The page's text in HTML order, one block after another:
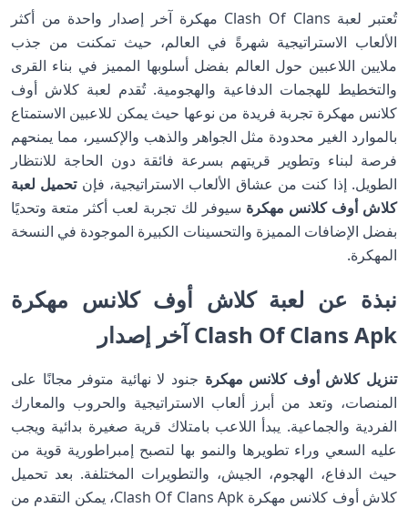
تُعتبر لعبة Clash Of Clans مهكرة آخر إصدار واحدة من أكثر
الألعاب الاستراتيجية شهرةً في العالم، حيث تمكنت من جذب
ملايين اللاعبين حول العالم بفضل أسلوبها المميز في بناء القرى
والتخطيط للهجمات الدفاعية والهجومية. تُقدم لعبة كلاش أوف
كلانس مهكرة تجربة فريدة من نوعها حيث يمكن للاعبين الاستمتاع
بالموارد الغير محدودة مثل الجواهر والذهب والإكسير، مما يمنحهم
فرصة لبناء وتطوير قريتهم بسرعة فائقة دون الحاجة للانتظار
الطويل. إذا كنت من عشاق الألعاب الاستراتيجية، فإنتحميل لعبة
كلاش أوف كلانس مهكرة سيوفر لك تجربة لعب أكثر متعة وتحديًا
بفضل الإضافات المميزة والتحسينات الكبيرة الموجودة في النسخة
المهكرة.
نبذة عن لعبة كلاش أوف كلانس مهكرة
Clash Of Clans Apk آخر إصدار
تنزيل كلاش أوف كلانس مهكرة جنود لا نهائية متوفر مجانًا على
المنصات، وتعد من أبرز ألعاب الاستراتيجية والحروب والمعارك
الفردية والجماعية. يبدأ اللاعب بامتلاك قرية صغيرة بدائية ويجب
عليه السعي وراء تطويرها والنمو بها لتصبح إمبراطورية قوية من
حيث الدفاع، الهجوم، الجيش، والتطويرات المختلفة. بعد تحميل
كلاش أوف كلانس مهكرة Clash Of Clans Apk، يمكن التقدم من